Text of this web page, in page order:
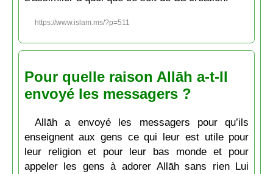
https://www.islam.ms/?p=511
Pour quelle raison Allāh a-t-Il
envoyé les messagers ?
Allāh a envoyé les messagers pour qu’ils
enseignent aux gens ce qui leur est utile pour
leur religion et pour leur bas monde et pour
appeler les gens à adorer Allāh sans rien Lui